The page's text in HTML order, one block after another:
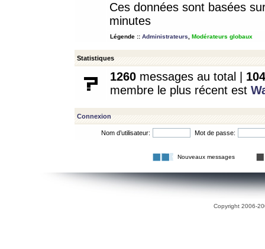
Ces données sont basées
minutes
Légende :: Administrateurs Modérateurs globaux
Statistiques
1260 messages au total | 104
membre le plus récent est
Connexion
Nom d’utilisateur: Mot de passe:
Nouveaux messages
Copyright 2006-